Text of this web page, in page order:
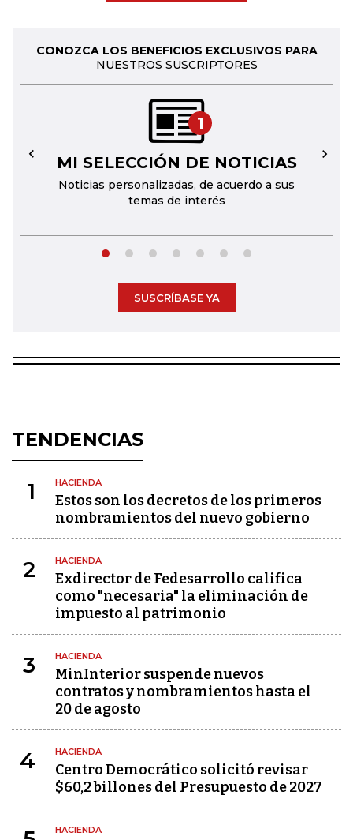
CONOZCA LOS BENEFICIOS EXCLUSIVOS PARA
NUESTROS SUSCRIPTORES
1
MI SELECCIÓN DE NOTICIAS
Noticias personalizadas, de acuerdo a sus
temas de interés
← →
SUSCRÍBASE YA
TENDENCIAS
1 HACIENDA
Estos son los decretos de los primeros
nombramientos del nuevo gobierno
2 HACIENDA
Exdirector de Fedesarrollo califica
como "necesaria" la eliminación de
impuesto al patrimonio
3 HACIENDA
MinInterior suspende nuevos
contratos y nombramientos hasta el
20 de agosto
4 HACIENDA
Centro Democrático solicitó revisar
$60,2 billones del Presupuesto de 2027
HACIENDA